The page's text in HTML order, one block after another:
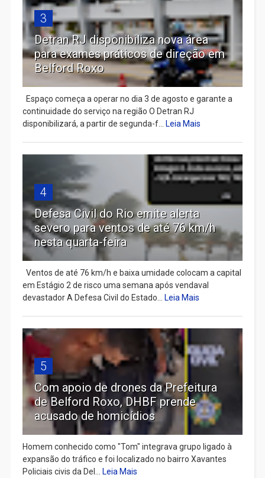
3
Detran RJ disponibiliza nova área
para exames práticos de direção em
Belford Roxo
Espaço começa a operar no dia 3 de agosto e garante a
continuidade do serviço na região O Detran RJ
disponibilizará, a partir de segunda-f...
Leia Mais
4
Defesa Civil do Rio emite alerta
severo para ventos de até 76 km/h
nesta quarta-feira
Ventos de até 76 km/h e baixa umidade colocam a capital
em Estágio 2 de risco uma semana após vendaval
devastador A Defesa Civil do Estado...
Leia Mais
5
Com apoio de drones da Prefeitura
de Belford Roxo, DHBF prende
acusado de homicídios
Homem conhecido como "Tom" integrava grupo ligado à
expansão do tráfico e foi localizado no bairro Xavantes
Policiais civis da Del...
Leia Mais